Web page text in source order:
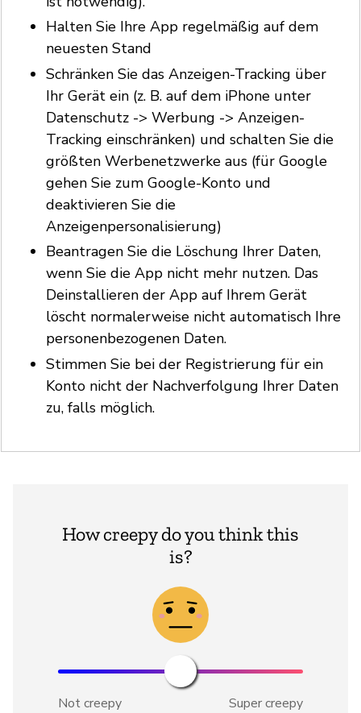
Halten Sie Ihre App regelmäßig auf dem
neuesten Stand
Schränken Sie das Anzeigen-Tracking über
Ihr Gerät ein (z. B. auf dem iPhone unter
Datenschutz -> Werbung -> Anzeigen-
Tracking einschränken) und schalten Sie die
größten Werbenetzwerke aus (für Google
gehen Sie zum Google-Konto und
deaktivieren Sie die
Anzeigenpersonalisierung)
Beantragen Sie die Löschung Ihrer Daten,
wenn Sie die App nicht mehr nutzen. Das
Deinstallieren der App auf Ihrem Gerät
löscht normalerweise nicht automatisch Ihre
personenbezogenen Daten.
Stimmen Sie bei der Registrierung für ein
Konto nicht der Nachverfolgung Ihrer Daten
zu, falls möglich.
How creepy do you think this
is?
Not creepy Super creepy